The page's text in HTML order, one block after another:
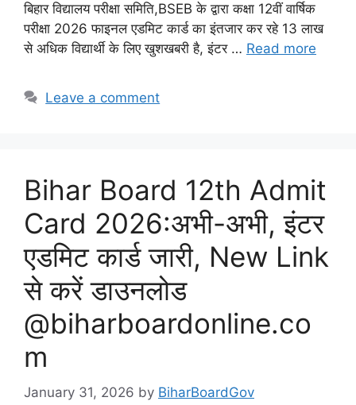
बिहार विद्यालय परीक्षा समिति,BSEB के द्वारा कक्षा 12वीं वार्षिक
परीक्षा 2026 फाइनल एडमिट कार्ड का इंतजार कर रहे 13 लाख
से अधिक विद्यार्थी के लिए खुशखबरी है, इंटर … Read more
Leave a comment
Bihar Board 12th Admit
Card 2026:अभी-अभी, इंटर
एडमिट कार्ड जारी, New Link
से करें डाउनलोड
@biharboardonline.co
m
January 31, 2026 by BiharBoardGov